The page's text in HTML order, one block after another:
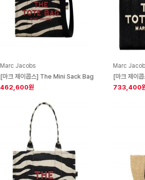
Marc Jacobs
[마크 제이콥스] The Mini Sack Bag
462,600원
Marc
733,400